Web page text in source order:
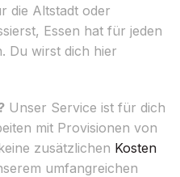
die Altstadt oder
Essen hat für jeden
Du wirst dich hier
Unser Service ist für dich
mit Provisionen von
zusätzlichen Kosten
umfangreichen